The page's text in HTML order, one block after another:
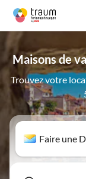
Maisons de
Trouvez votre
Faire une